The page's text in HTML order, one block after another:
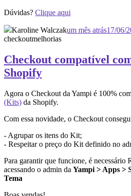
Dúvidas? Clique aqui
Karoline Walczakum mês atrás17/06/
checkoutmelhorias
Checkout compatível
Shopify
Agora o Checkout da Yampi é 100%
(Kits) da Shopify.
Com essa novidade, o Checkout
- Agrupar os itens do Kit;
- Respeitar o preço do Kit definido no
Para garantir que funcione, é necessário
acessando o admin da Yampi > Apps >
Tema